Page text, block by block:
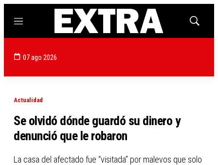
Menú
Mostrar
07 ago 2026
Actualidad
Se olvidó dónde guardó su dinero y
denunció que le robaron
La casa del afectado fue “visitada” por malevos que solo